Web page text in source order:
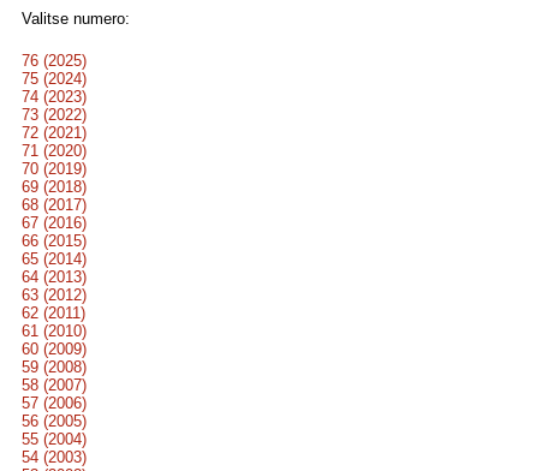
Valitse numero:
76 (2025)
75 (2024)
74 (2023)
73 (2022)
72 (2021)
71 (2020)
70 (2019)
69 (2018)
68 (2017)
67 (2016)
66 (2015)
65 (2014)
64 (2013)
63 (2012)
62 (2011)
61 (2010)
60 (2009)
59 (2008)
58 (2007)
57 (2006)
56 (2005)
55 (2004)
54 (2003)